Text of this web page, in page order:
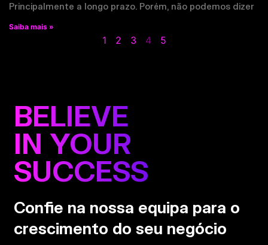
Principalmente a longo prazo. Porém, não podemos dizer
Saiba mais »
1 2 3 4 5
BELIEVE
IN YOUR
SUCCESS
Confie na nossa equipa para o
crescimento do seu negócio